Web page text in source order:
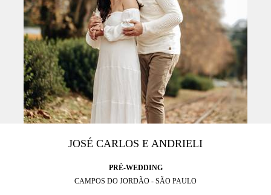
JOSÉ CARLOS E ANDRIELI
PRÉ-WEDDING
CAMPOS DO JORDÃO - SÃO PAULO